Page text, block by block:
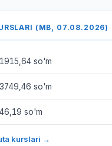
(MB, 07.08.2026)
so'm
so'm
so'm
kurslari →